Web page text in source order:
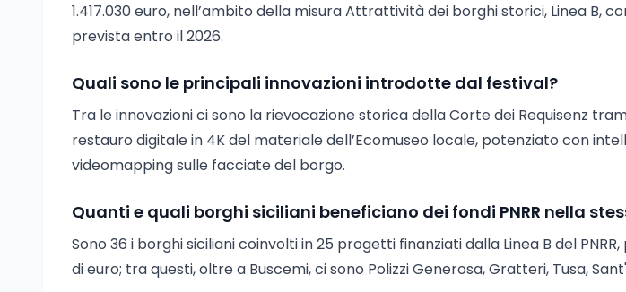
1.417.030 euro, nell’ambito della misura Attrattività dei borghi storici, Linea B,
prevista entro il 2026.
Quali sono le principali innovazioni introdotte dal festival?
Tra le innovazioni ci sono la rievocazione storica della Corte dei Requisenz
restauro digitale in 4K del materiale dell’Ecomuseo locale, potenziato con
videomapping sulle facciate del borgo.
Quanti e quali borghi siciliani beneficiano dei fondi PNRR nella
Sono 36 i borghi siciliani coinvolti in 25 progetti finanziati dalla Linea B del
di euro; tra questi, oltre a Buscemi, ci sono Polizzi Generosa, Gratteri, Tusa,